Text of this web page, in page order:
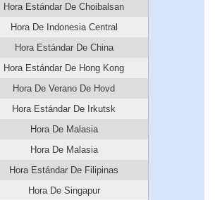
Hora Estándar De Choibalsan
Hora De Indonesia Central
Hora Estándar De China
Hora Estándar De Hong Kong
Hora De Verano De Hovd
Hora Estándar De Irkutsk
Hora De Malasia
Hora De Malasia
Hora Estándar De Filipinas
Hora De Singapur